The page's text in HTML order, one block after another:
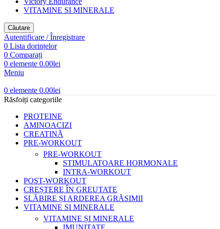
VITAMINE SI MINERALE
Căutare
Autentificare / Înregistrare
0 Lista dorințelor
0 Comparați
0 elemente 0.00lei
Meniu
0 elemente 0.00lei
Răsfoiți categoriile
PROTEINE
AMINOACIZI
CREATINĂ
PRE-WORKOUT
PRE-WORKOUT
STIMULATOARE HORMONALE
INTRA-WORKOUT
POST-WORKOUT
CREȘTERE ÎN GREUTATE
SLĂBIRE ȘI ARDEREA GRĂSIMII
VITAMINE SI MINERALE
VITAMINE ȘI MINERALE
IMUNITATE